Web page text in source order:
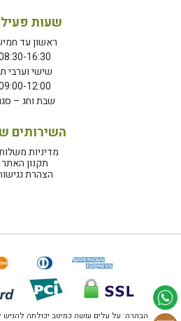
שעות
ראשון עד
16:30
שישי וערבי
12:00
שבת וחג –
השירותים
מדיניות
תקנון האתר
הצהרת
הבהרה: על עלים עושה כמיטב יכולתה